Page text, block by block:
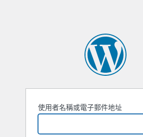
使用者名稱或電子郵件地址